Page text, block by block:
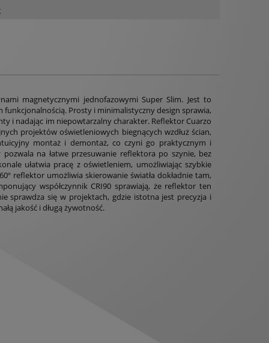
magnetycznymi jednofazowymi Super Slim. Jest to
Prosty i minimalistyczny design sprawia,
i nadając im niepowtarzalny charakter. Reflektor Cuarzo
projektów oświetleniowych biegnących wzdłuż ścian,
montaż i demontaż, co czyni go praktycznym i
na łatwe przesuwanie reflektora po szynie, bez
ułatwia pracę z oświetleniem, umożliwiając szybkie
reflektor umożliwia skierowanie światła dokładnie tam,
współczynnik CRI90 sprawiają, że reflektor ten
sprawdza się w projektach, gdzie istotna jest precyzja i
jakość i długą żywotność.